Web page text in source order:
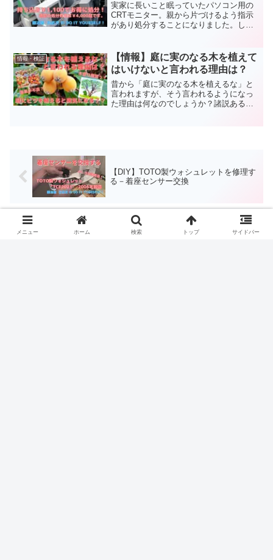
実家に長いこと眠っていたパソコン用の
CRTモニター。親から片づけるよう指示
があり処分することになりました。しか
てしまうようです。そんな中、我が家の
CRTモニターは、Jo...
情報・検証
【情報】庭に実のなる木を植えて
はいけないと言われる理由は？
昔から「庭に実のなる木を植えるな」と
言われますが、そう言われるようになっ
た理由は何なのでしょうか？諸説ある理
【DIY】TOTO製ウォシュレットを修理す
る－着座センサー交換
【情報】ダン・べーガン アイラシング
メニュー ホーム 検索 トップ サイドバー